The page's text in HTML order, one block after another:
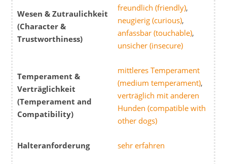
Wesen & Zutraulichkeit
(Character &
Trustworthiness)
freundlich (friendly),
neugierig (curious),
anfassbar (touchable),
unsicher (insecure)
Temperament &
Verträglichkeit
(Temperament and
Compatibility)
mittleres Temperament
(medium temperament),
verträglich mit anderen
Hunden (compatible with
other dogs)
Halteranforderung sehr erfahren